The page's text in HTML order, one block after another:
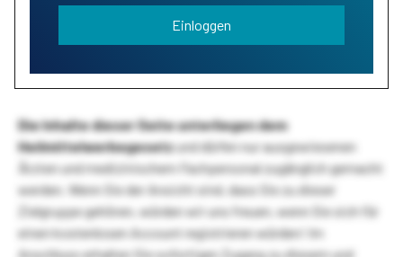
Einloggen
Die Inhalte dieser Seite unterliegen dem
Heilmittelwerbegesetzund dürfen nur ausgewiesenen
Ärzten und medizinischem Fachpersonal zugänglich gemacht
werden. Wenn Sie der Ansicht sind, dass Sie zu dieser
Zielgruppe gehören, würden wir uns freuen, wenn Sie sich für
einen kostenlosen Account registrieren würden! Im